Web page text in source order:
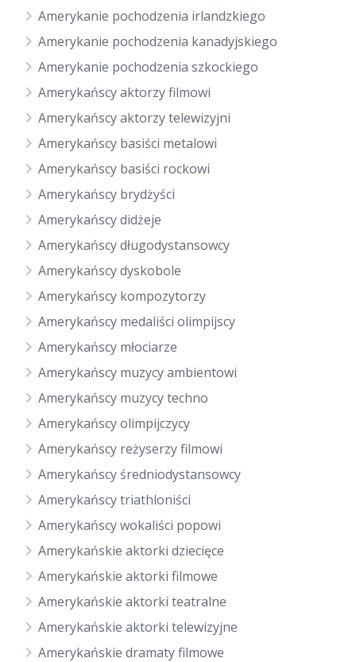
Amerykanie pochodzenia irlandzkiego
Amerykanie pochodzenia kanadyjskiego
Amerykanie pochodzenia szkockiego
Amerykańscy aktorzy filmowi
Amerykańscy aktorzy telewizyjni
Amerykańscy basiści metalowi
Amerykańscy basiści rockowi
Amerykańscy brydżyści
Amerykańscy didżeje
Amerykańscy długodystansowcy
Amerykańscy dyskobole
Amerykańscy kompozytorzy
Amerykańscy medaliści olimpijscy
Amerykańscy młociarze
Amerykańscy muzycy ambientowi
Amerykańscy muzycy techno
Amerykańscy olimpijczycy
Amerykańscy reżyserzy filmowi
Amerykańscy średniodystansowcy
Amerykańscy triathloniści
Amerykańscy wokaliści popowi
Amerykańskie aktorki dziecięce
Amerykańskie aktorki filmowe
Amerykańskie aktorki teatralne
Amerykańskie aktorki telewizyjne
Amerykańskie dramaty filmowe